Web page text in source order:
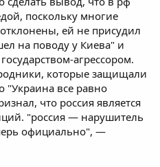
поскольку многие
ей не присудил
на поводу у Киева" и
агрессором.
которые защищали
"Украина все равно
что россия является
"россия — нарушитель
официально", —